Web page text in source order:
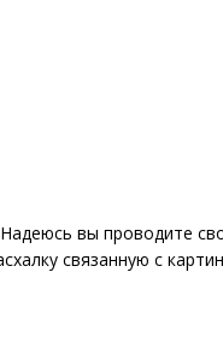
вы проводите
связанную с